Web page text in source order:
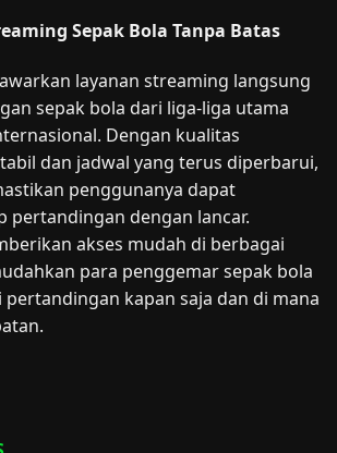
Sepak Bola Tanpa Batas
layanan streaming langsung
sepak bola dari liga-liga utama
Dengan kualitas
dan jadwal yang terus diperbarui,
penggunanya dapat
pertandingan dengan lancar.
akses mudah di berbagai
para penggemar sepak bola
kapan saja dan di mana